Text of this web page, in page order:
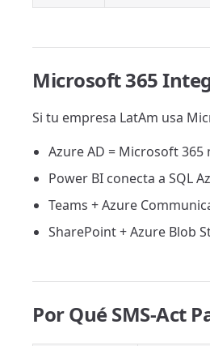
Microsoft 365
Si tu empresa LatAm usa
Azure AD = Microsoft
Power BI conecta a SQL
Teams + Azure
SharePoint + Azure Blob
Por Qué SMS-Act